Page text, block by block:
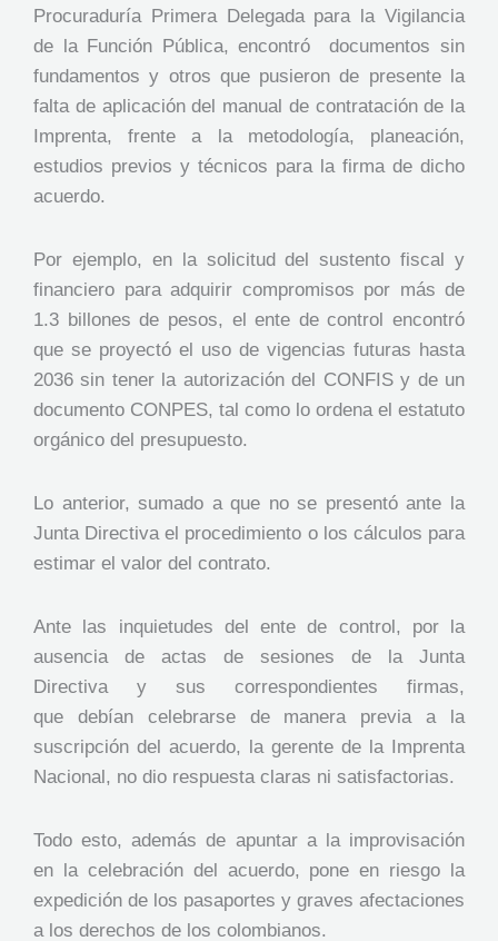
Procuraduría Primera Delegada para la Vigilancia
de la Función Pública, encontró documentos sin
fundamentos y otros que pusieron de presente la
falta de aplicación del manual de contratación de la
Imprenta, frente a la metodología, planeación,
estudios previos y técnicos para la firma de dicho
acuerdo.
Por ejemplo, en la solicitud del sustento fiscal y
financiero para adquirir compromisos por más de
1.3 billones de pesos, el ente de control encontró
que se proyectó el uso de vigencias futuras hasta
2036 sin tener la autorización del CONFIS y de un
documento CONPES, tal como lo ordena el estatuto
orgánico del presupuesto.
Lo anterior, sumado a que no se presentó ante la
Junta Directiva el procedimiento o los cálculos para
estimar el valor del contrato.
Ante las inquietudes del ente de control, por la
ausencia de actas de sesiones de la Junta
Directiva y sus correspondientes firmas,
que debían celebrarse de manera previa a la
suscripción del acuerdo, la gerente de la Imprenta
Nacional, no dio respuesta claras ni satisfactorias.
Todo esto, además de apuntar a la improvisación
en la celebración del acuerdo, pone en riesgo la
expedición de los pasaportes y graves afectaciones
a los derechos de los colombianos.